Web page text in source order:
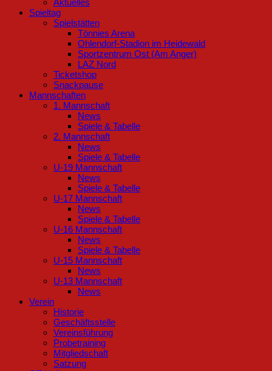
Aktuelles
Spieltag
Spielstätten
Tönnies Arena
Ohlendorf-Stadion im Heidewald
Sportzentrum Ost (Am Anger)
LAZ Nord
Ticketshop
Snackpause
Mannschaften
1. Mannschaft
News
Spiele & Tabelle
2. Mannschaft
News
Spiele & Tabelle
U-19 Mannschaft
News
Spiele & Tabelle
U-17 Mannschaft
News
Spiele & Tabelle
U-16 Mannschaft
News
Spiele & Tabelle
U-15 Mannschaft
News
U-13 Mannschaft
News
Verein
Historie
Geschäftsstelle
Vereinsführung
Probetraining
Mitgliedschaft
Satzung